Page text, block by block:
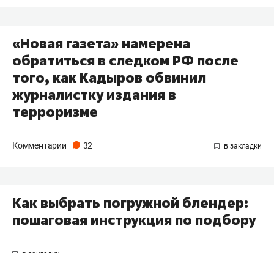
«Новая газета» намерена
обратиться в следком РФ после
того, как Кадыров обвинил
журналистку издания в
терроризме
Комментарии 32
Как выбрать погружной блендер:
пошаговая инструкция по подбору